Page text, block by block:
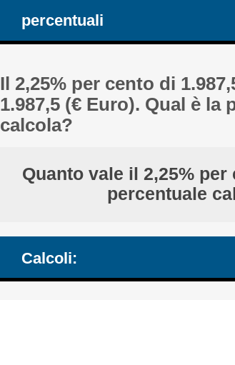
percentuali
Il 2,25% per cento di
1.987,5 (€ Euro). Qual è
calcola?
Quanto vale il 2,25%
percentuale
Calcoli: